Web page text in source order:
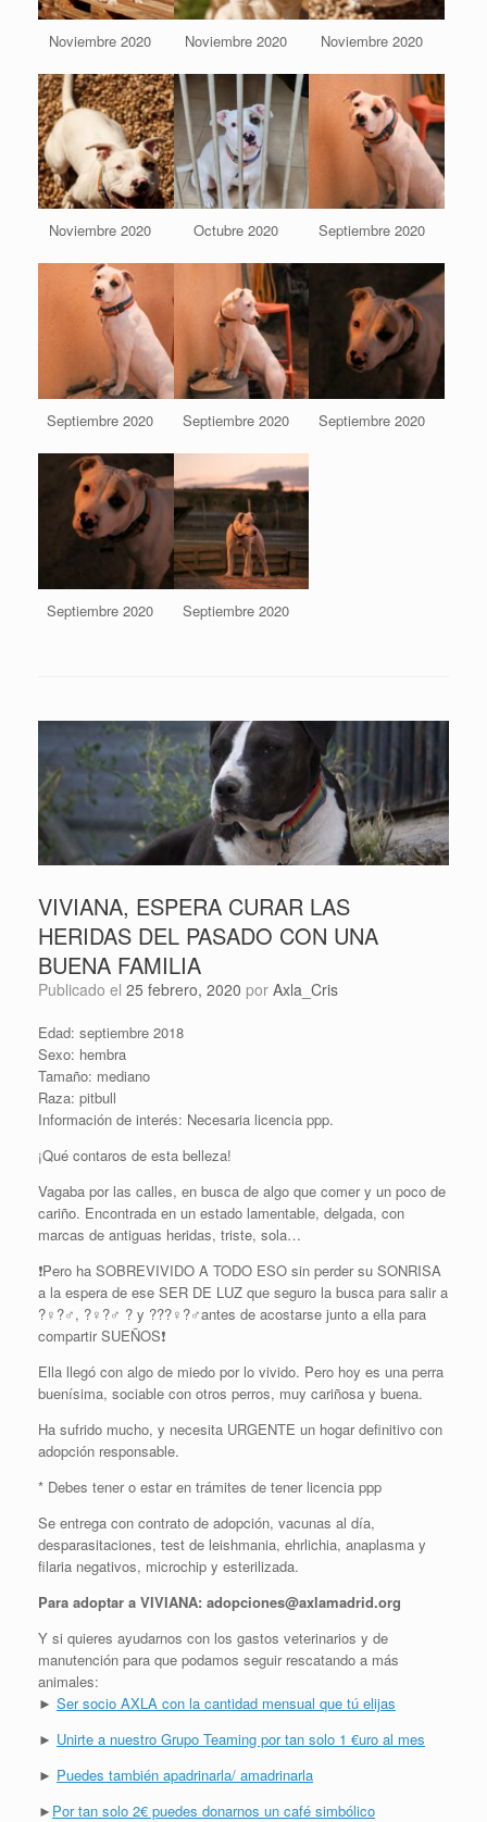
Noviembre 2020 Noviembre 2020 Noviembre 2020
Noviembre 2020 Octubre 2020 Septiembre 2020
Septiembre 2020 Septiembre 2020 Septiembre 2020
Septiembre 2020 Septiembre 2020
VIVIANA, ESPERA CURAR LAS
HERIDAS DEL PASADO CON UNA
BUENA FAMILIA
Publicado el 25 febrero, 2020 por Axla_Cris
Edad: septiembre 2018
Sexo: hembra
Tamaño: mediano
Raza: pitbull
Información de interés: Necesaria licencia ppp.
¡Qué contaros de esta belleza!
Vagaba por las calles, en busca de algo que comer y un poco de
cariño. Encontrada en un estado lamentable, delgada, con
marcas de antiguas heridas, triste, sola…
❗️Pero ha SOBREVIVIDO A TODO ESO sin perder su SONRISA
a la espera de ese SER DE LUZ que seguro la busca para salir a
?‍♀️?‍♂️, ?‍♀️?‍♂️ ? y ???‍♀️?‍♂️antes de acostarse junto a ella para
compartir SUEÑOS❗
Ella llegó con algo de miedo por lo vivido. Pero hoy es una perra
buenísima, sociable con otros perros, muy cariñosa y buena.
Ha sufrido mucho, y necesita URGENTE un hogar definitivo con
adopción responsable.
* Debes tener o estar en trámites de tener licencia ppp
Se entrega con contrato de adopción, vacunas al día,
desparasitaciones, test de leishmania, ehrlichia, anaplasma y
filaria negativos, microchip y esterilizada.
Para adoptar a VIVIANA: adopciones@axlamadrid.org
Y si quieres ayudarnos con los gastos veterinarios y de
manutención para que podamos seguir rescatando a más
animales:
► Ser socio AXLA con la cantidad mensual que tú elijas
► Unirte a nuestro Grupo Teaming por tan solo 1 €uro al mes
► Puedes también apadrinarla/ amadrinarla
► Por tan solo 2€ puedes donarnos un café simbólico